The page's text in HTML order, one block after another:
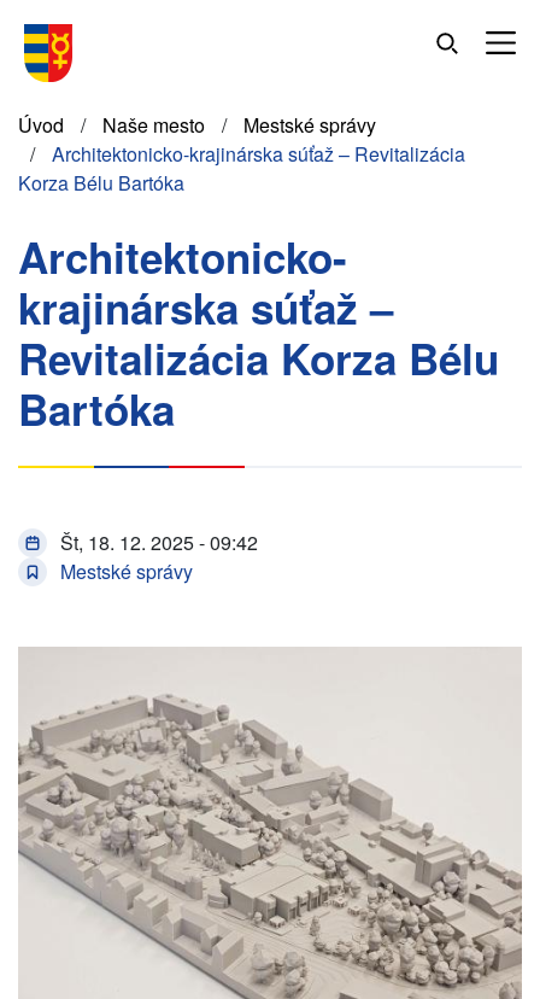
hlavný
Omrvinka
Úvod Naše mesto
Mestské správy
Architektonicko-krajinárska súťaž – Revitalizácia
Korza Bélu Bartóka
Architektonicko-
krajinárska súťaž –
Revitalizácia Korza Bélu
Bartóka
Št, 18. 12. 2025 - 09:42
Mestské správy